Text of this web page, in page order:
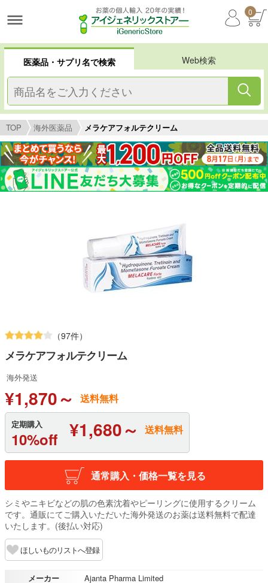
0
医薬品・サプリ名で検索 Web検索
TOP 海外医薬品 メラケアフォルテクリーム
（97件）
メラケアフォルテクリーム
海外発送
¥1,870～ 送料無料
定期購入
10%off ¥1,680～ 送料無料
通常購入・価格一覧を見る
シミやニキビなどの肌の色素沈着やピーリングに使用するクリーム
です。通販にてご購入いただいた海外発送のお薬は送料無料で配達
いたします。(後払い対応)
ほしいものリストへ登録
メーカー
Ajanta Pharma Limited